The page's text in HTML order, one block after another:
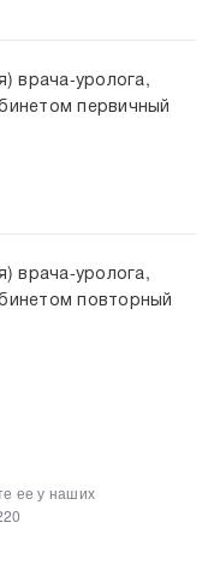
врача-уролога,
первичный
врача-уролога,
повторный
Списком
ее у наших